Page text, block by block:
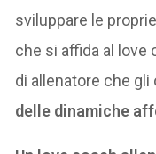
sviluppare le
che si affida al love
di allenatore che
delle dinamiche